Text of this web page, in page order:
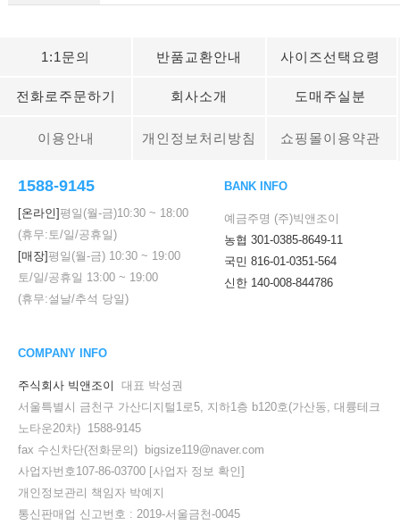
1:1문의 반품교환안내 사이즈선택요령
전화로주문하기 회사소개 도매주실분
이용안내 개인정보처리방침 쇼핑몰이용약관
1588-9145
[온라인]평일(월-금)10:30 ~ 18:00
(휴무:토/일/공휴일)
[매장]평일(월-금) 10:30 ~ 19:00
토/일/공휴일 13:00 ~ 19:00
(휴무:설날/추석 당일)
BANK INFO
예금주명 (주)빅앤조이
농협 301-0385-8649-11
국민 816-01-0351-564
신한 140-008-844786
COMPANY INFO
주식회사 빅앤조이
대표 박성권
서울특별시 금천구 가산디지털1로5, 지하1층 b120호(가산동, 대륭테크
노타운20차) 1588-9145
fax 수신차단(전화문의) bigsize119@naver.com
사업자번호107-86-03700 [사업자 정보 확인]
개인정보관리 책임자 박예지
통신판매업 신고번호 : 2019-서울금천-0045